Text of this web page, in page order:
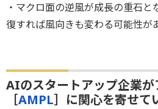
・マクロ面の逆風が成長の重石
復すれば風向きも変わる可能性が
AIのスタートアップ企業が
［AMPL］に関心を寄せて